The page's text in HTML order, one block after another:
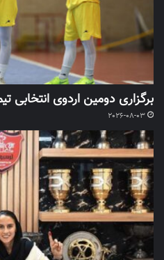
برگزاری دومین اردوی انتخابی
2026-08-03